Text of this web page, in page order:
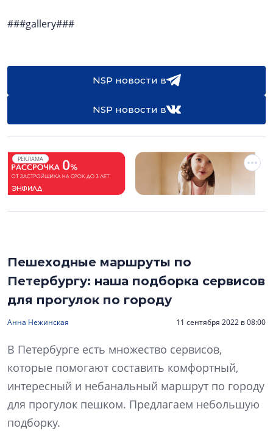
###gallery###
NSP новости в
NSP новости в
РЕКЛАМА
Пешеходные маршруты по
Петербургу: наша подборка сервисов
для прогулок по городу
Анна Нежинская 11 сентября 2022 в 08:00
В Петербурге есть множество сервисов,
которые помогают составить комфортный,
интересный и небанальный маршрут по городу
для прогулок пешком. Предлагаем небольшую
подборку.